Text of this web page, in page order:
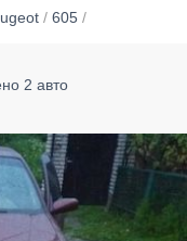
/ 605 /
2 авто